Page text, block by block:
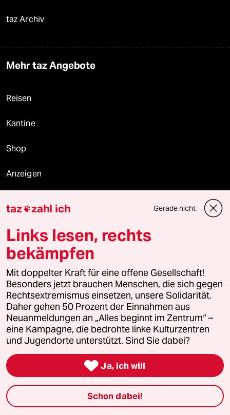
taz Archiv
Mehr taz Angebote
Reisen
Kantine
Shop
Anzeigen
Feedback
Aboservice
ePaper Login
Downloads für Abonnierende
© 2026 taz Verlags und Vertriebs GmbH
Alle Rechte vorbehalten. Bei rechtlichen Fragen oder für Genehmigungen
wenden Sie sich bitte an
lizenzen@taz.de
taz zahl ich Gerade nicht
Links lesen, rechts
bekämpfen
Mit doppelter Kraft für eine offene Gesellschaft!
Besonders jetzt brauchen Menschen, die sich gegen
Rechtsextremismus einsetzen, unsere Solidarität.
Daher gehen 50 Prozent der Einnahmen aus
Neuanmeldungen an „Alles beginnt im Zentrum“ –
eine Kampagne, die bedrohte linke Kulturzentren
und Jugendorte unterstützt. Sind Sie dabei?
 Ja, ich will
Schon dabei!